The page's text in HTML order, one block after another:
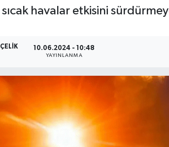
havalar etkisini
10.06.2024 - 10:48
YAYINLANMA